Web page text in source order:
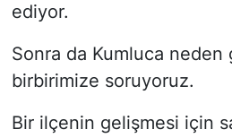
ediyor.
Sonra da Kumluca neden
birbirimize soruyoruz.
Bir ilçenin gelişmesi için